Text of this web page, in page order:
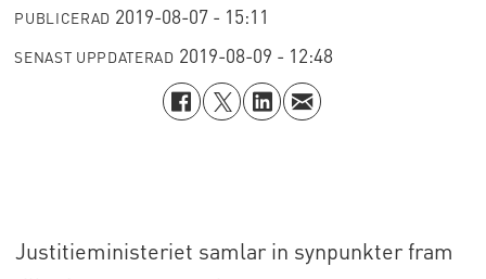
PUBLICERAD 2019-08-07 - 15:11
SENAST UPPDATERAD 2019-08-09 - 12:48
Justitieministeriet samlar in synpunkter fram